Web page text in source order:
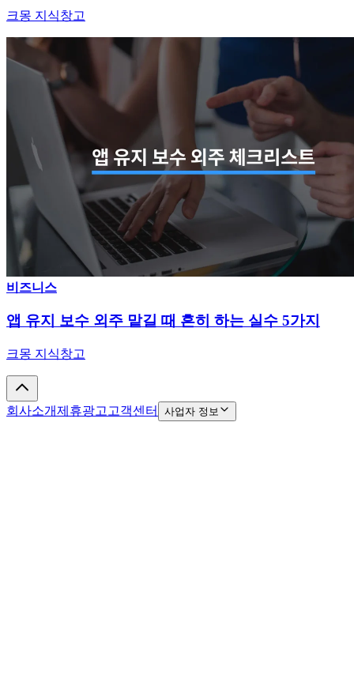
크몽 지식창고
비즈니스
앱 유지 보수 외주 맡길 때 흔히 하는 실수 5가지
크몽 지식창고
회사소개제휴광고 고객센터 사업자 정보